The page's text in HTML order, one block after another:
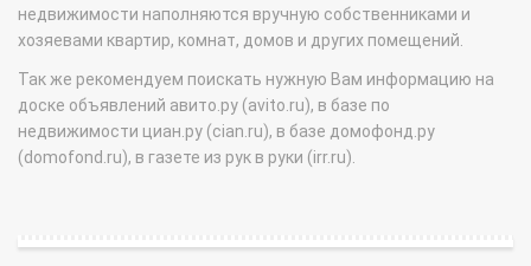
недвижимости наполняются вручную собственниками и
хозяевами квартир, комнат, домов и других помещений.
Так же рекомендуем поискать нужную Вам информацию на
доске объявлений авито.ру (avito.ru), в базе по
недвижимости циан.ру (cian.ru), в базе домофонд.ру
(domofond.ru), в газете из рук в руки (irr.ru).